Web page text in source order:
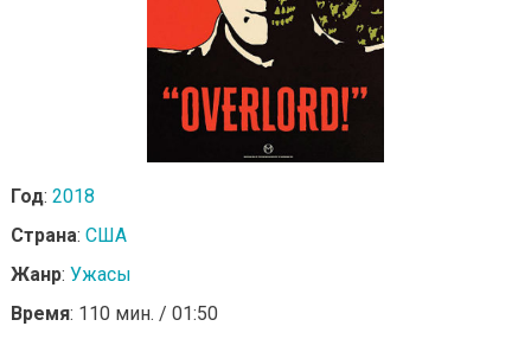
Год: 2018
Страна: США
Жанр: Ужасы
Время: 110 мин. / 01:50